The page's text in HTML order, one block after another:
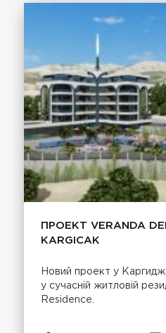
ПРОЕКТ VERANDA
KARGICAK
Новий проект у
у сучасній житловій
Residence.